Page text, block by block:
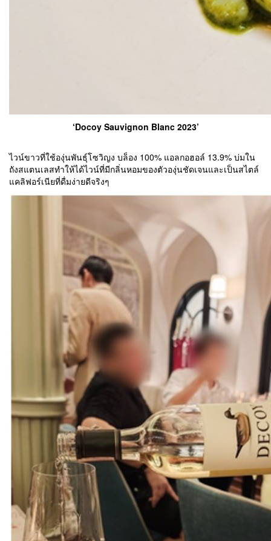
‘Docoy Sauvignon Blanc 2023’
ไวน์ขาวที่ใช้องุ่นพันธุ์โซวิญง บล็อง 100% แอลกอฮอล์ 13.9% บ่มใน
ถังสแตนเลสทำให้ได้ไวน์ที่มีกลิ่นหอมของตัวองุ่นชัดเจนและเป็นสไตล์
แคลิฟอร์เนียที่ดื่มง่ายดีจริงๆ